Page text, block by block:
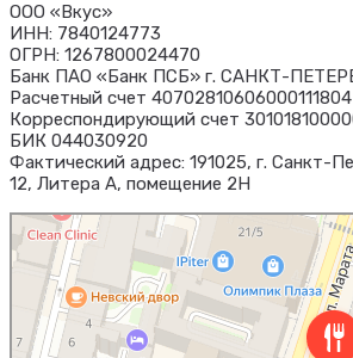
ООО «Вкус»
ИНН: 7840124773
ОГРН: 1267800024470
Банк ПАО «Банк ПСБ» г. САНКТ-
Расчетный счет 40702810606000111804
Корреспондирующий счет
БИК 044030920
Фактический адрес: 191025, г. Санкт-
12, Литера А, помещение 2Н
Чачапури
Ресторан в Санкт‑Петербурге
Доставка еды и обедов в Санкт‑Петербурге